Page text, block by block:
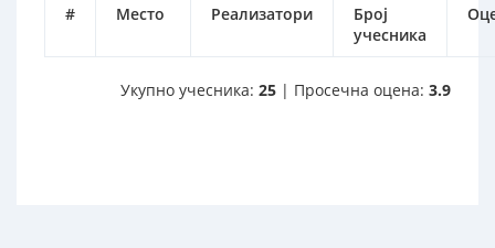
# Место Реализатори
Број
учесника
Укупно учесника: 25 | Просечна оцена: 3.9